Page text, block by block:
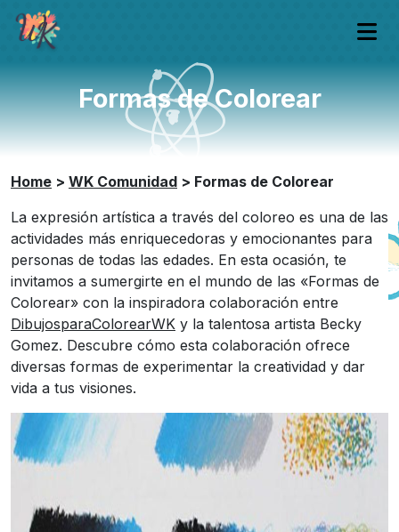
Formas de Colorear
Home > WK Comunidad > Formas de Colorear
La expresión artística a través del coloreo es una de las
actividades más enriquecedoras y emocionantes para
personas de todas las edades. En esta ocasión, te
invitamos a sumergirte en el mundo de las «Formas de
Colorear» con la inspiradora colaboración entre
DibujosparaColorearWK y la talentosa artista Becky
Gomez. Descubre cómo esta colaboración ofrece
diversas formas de experimentar la creatividad y dar
vida a tus visiones.